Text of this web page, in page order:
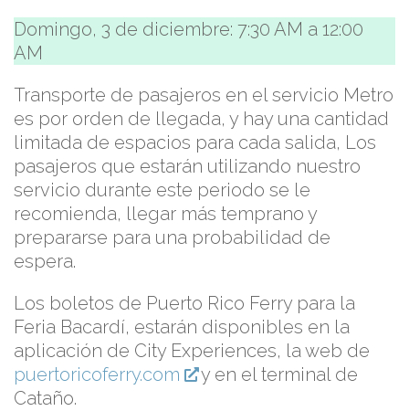
Domingo, 3 de diciembre: 7:30 AM a 12:00
AM
Transporte de pasajeros en el servicio Metro
es por orden de llegada, y hay una cantidad
limitada de espacios para cada salida, Los
pasajeros que estarán utilizando nuestro
servicio durante este periodo se le
recomienda, llegar más temprano y
prepararse para una probabilidad de
espera.
Los boletos de Puerto Rico Ferry para la
Feria Bacardí, estarán disponibles en la
aplicación de City Experiences, la web de
puertoricoferry.com
y en el terminal de
Cataño.